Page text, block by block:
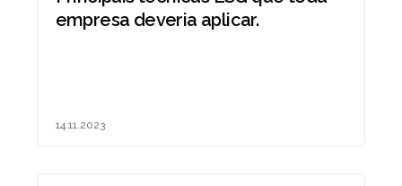
empresa deveria aplicar.
14.11.2023